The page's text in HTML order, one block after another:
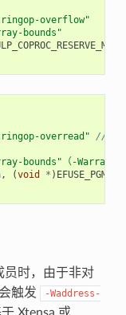
overflow"
bounds"
overread" //
bounds"（-Warray-
, (void * )
员时，由于非对
触发
-Waddress-